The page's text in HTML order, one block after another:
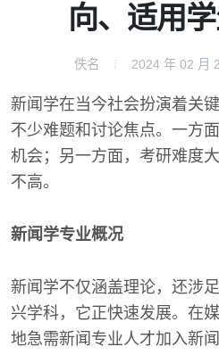
向、适用
佚名 2024 年 02 月
新闻学在当今社会扮演着关
不少难题和讨论焦点。一方
机会；另一方面，考研难度
不高。
新闻学专业概况
新闻学不仅涵盖理论，还涉
兴学科，它正快速发展。在
地急需新闻专业人才加入新